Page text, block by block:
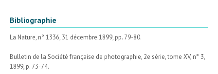
Bibliographie
La Nature, n° 1336, 31 décembre 1899, pp. 79-80.
Bulletin de la Société française de photographie, 2e série, tome XV, n° 3,
1899, p. 73-74.